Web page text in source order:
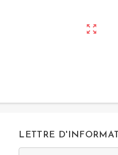
zoom_out_map
LETTRE